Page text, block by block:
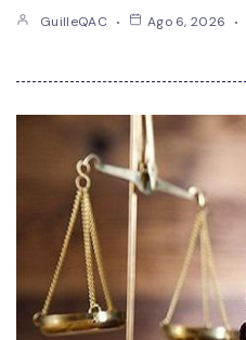
GuilleQAC Ago 6, 2026